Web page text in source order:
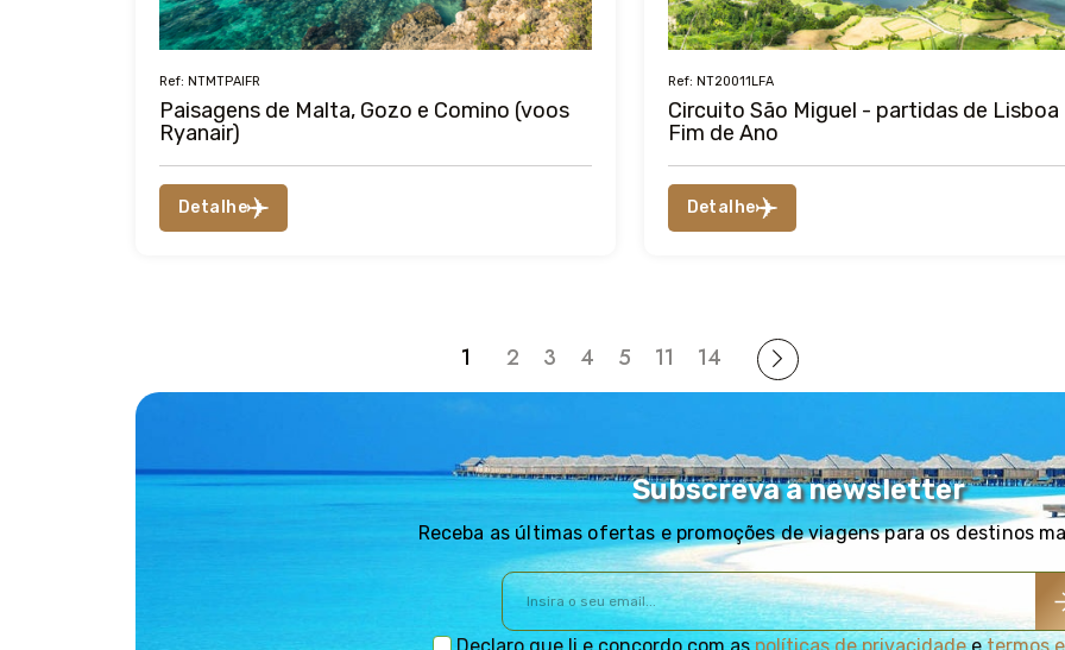
Ref: NTMTPAIFR
Paisagens de Malta, Gozo e Comino (voos
Ryanair)
Detalhe
Ref: NT20011LFA
Circuito São Miguel - partidas de Lisboa
Fim de Ano
Detalhe
1 2 3 4 5 11 14
Subscreva a newsletter
Receba as últimas ofertas e promoções de viagens para os destinos
Declaro que li e concordo com aspolíticas de privacidadeetermos